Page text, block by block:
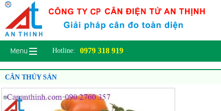
Hotline: 0979 318 919
CÂN THỦY SẢN